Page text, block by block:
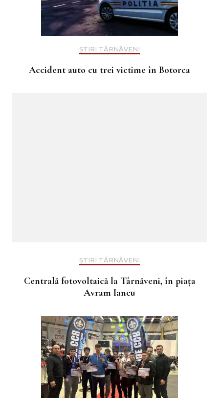
ȘTIRI TÂRNĂVENI
Accident auto cu trei victime în Botorca
ȘTIRI TÂRNĂVENI
Centrală fotovoltaică la Târnăveni, în piața
Avram Iancu